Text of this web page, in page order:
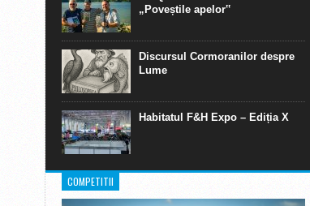
„Poveștile apelor‟
Discursul Cormoranilor despre
Lume
Habitatul F&H Expo – Ediția X
COMPETITII